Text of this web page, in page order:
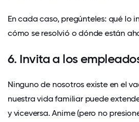
En cada caso, pregúnteles: qué lo
cómo se resolvió o dónde están
6. Invita a los
Ninguno de nosotros existe en el
nuestra vida familiar puede
y viceversa. Anime (pero no